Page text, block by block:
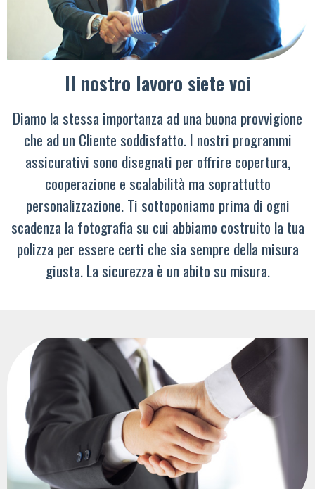
Il nostro lavoro siete voi
Diamo la stessa importanza ad una buona provvigione
che ad un Cliente soddisfatto. I nostri programmi
assicurativi sono disegnati per offrire copertura,
cooperazione e scalabilità ma soprattutto
personalizzazione. Ti sottoponiamo prima di ogni
scadenza la fotografia su cui abbiamo costruito la tua
polizza per essere certi che sia sempre della misura
giusta. La sicurezza è un abito su misura.